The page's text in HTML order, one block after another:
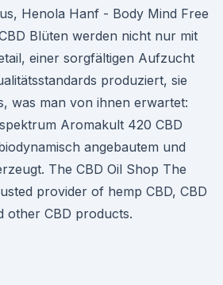
Henola Hanf - Body Mind Free
Blüten werden nicht nur mit
einer sorgfältigen Aufzucht
produziert, sie
was man von ihnen erwartet:
Aromakult 420 CBD
angebautem und
The CBD Oil Shop The
provider of hemp CBD, CBD
other CBD products.